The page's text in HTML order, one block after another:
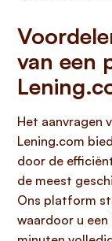
van een
Het aanvragen
Lening.com
door de
de meest
Ons platform
waardoor u een